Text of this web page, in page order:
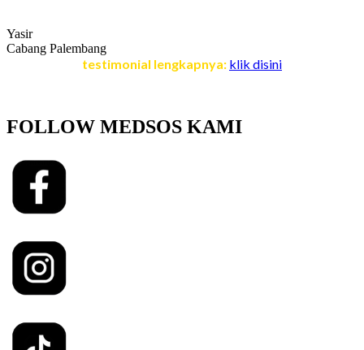
Yasir
Cabang Palembang
testimonial lengkapnya: klik disini
FOLLOW MEDSOS KAMI